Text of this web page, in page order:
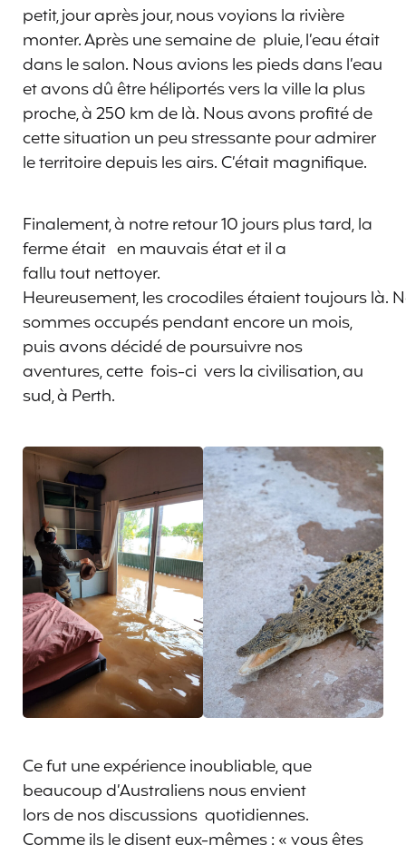
petit, jour après jour, nous voyions la rivière
monter. Après une semaine de pluie, l’eau était
dans le salon. Nous avions les pieds dans l’eau
et avons dû être héliportés vers la ville la plus
proche, à 250 km de là. Nous avons profité de
cette situation un peu stressante pour admirer
le territoire depuis les airs. C’était magnifique.
Finalement, à notre retour 10 jours plus tard, la
ferme était en mauvais état et il a
fallu tout nettoyer.
Heureusement, les crocodiles étaient toujours là.
sommes occupés pendant encore un mois,
puis avons décidé de poursuivre nos
aventures, cette fois-ci vers la civilisation, au
sud, à Perth.
Ce fut une expérience inoubliable, que
beaucoup d’Australiens nous envient
lors de nos discussions quotidiennes.
Comme ils le disent eux-mêmes : « vous êtes